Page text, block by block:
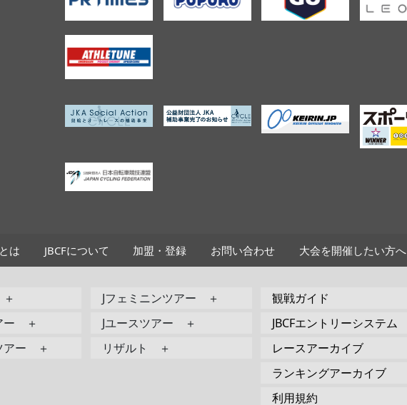
は JBCFについて 加盟・登録 お問い合わせ 大会を開催したい方へ
ー ＋
アー ＋
Jフェミニンツアー ＋
Jユースツアー ＋
リザルト ＋
観戦ガイド
JBCFエントリーシステム
レースアーカイブ
ランキングアーカイブ
利用規約